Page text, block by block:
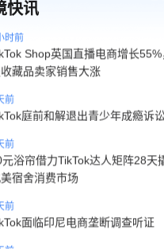
快讯
Shop英国直播电商增长55%
收藏品卖家销售大涨
庭前和解退出青少年成瘾诉讼
浴帘借力TikTok达人矩阵28天
宿舍消费市场
面临印尼电商垄断调查听证